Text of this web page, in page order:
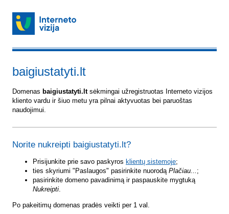
baigiustatyti.lt
Domenas baigiustatyti.ltsėkmingai užregistruotas Interneto vizijos
kliento vardu ir šiuo metu yra pilnai aktyvuotas bei paruoštas
naudojimui.
Norite nukreipti baigiustatyti.lt?
Prisijunkite prie savo paskyros klientų sistemoje;
ties skyriumi "Paslaugos" pasirinkite nuorodą Plačiau... ;
pasirinkite domeno pavadinimą ir paspauskite mygtuką
Nukreipti.
Po pakeitimų domenas pradės veikti per 1 val.